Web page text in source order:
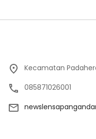
Kecamatan
085871026001